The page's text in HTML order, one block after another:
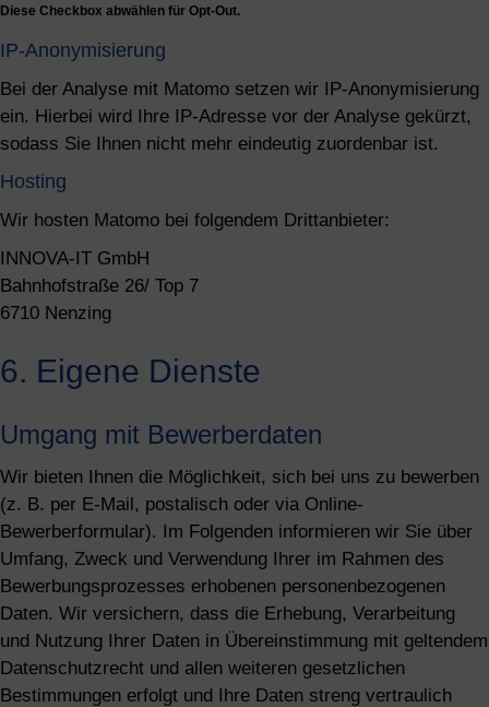
Diese Checkbox abwählen für Opt-Out.
IP-Anonymisierung
Bei der Analyse mit Matomo setzen wir IP-Anonymisierung
ein. Hierbei wird Ihre IP-Adresse vor der Analyse gekürzt,
sodass Sie Ihnen nicht mehr eindeutig zuordenbar ist.
Hosting
Wir hosten Matomo bei folgendem Drittanbieter:
INNOVA-IT GmbH
Bahnhofstraße 26/ Top 7
6710 Nenzing
6. Eigene Dienste
Umgang mit Bewerberdaten
Wir bieten Ihnen die Möglichkeit, sich bei uns zu bewerben
(z. B. per E-Mail, postalisch oder via Online-
Bewerberformular). Im Folgenden informieren wir Sie über
Umfang, Zweck und Verwendung Ihrer im Rahmen des
Bewerbungsprozesses erhobenen personenbezogenen
Daten. Wir versichern, dass die Erhebung, Verarbeitung
und Nutzung Ihrer Daten in Übereinstimmung mit geltendem
Datenschutzrecht und allen weiteren gesetzlichen
Bestimmungen erfolgt und Ihre Daten streng vertraulich